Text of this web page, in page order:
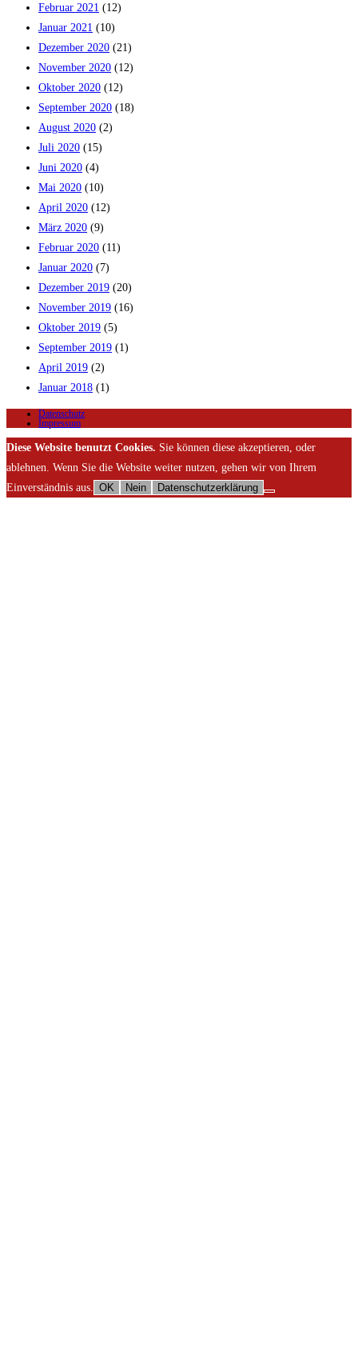
Februar 2021 (12)
Januar 2021 (10)
Dezember 2020 (21)
November 2020 (12)
Oktober 2020 (12)
September 2020 (18)
August 2020 (2)
Juli 2020 (15)
Juni 2020 (4)
Mai 2020 (10)
April 2020 (12)
März 2020 (9)
Februar 2020 (11)
Januar 2020 (7)
Dezember 2019 (20)
November 2019 (16)
Oktober 2019 (5)
September 2019 (1)
April 2019 (2)
Januar 2018 (1)
Datenschutz
Impressum
Diese Website benutzt Cookies. Sie können diese akzeptieren, oder
ablehnen. Wenn Sie die Website weiter nutzen, gehen wir von Ihrem
Einverständnis aus.
OK Nein Datenschutzerklärung